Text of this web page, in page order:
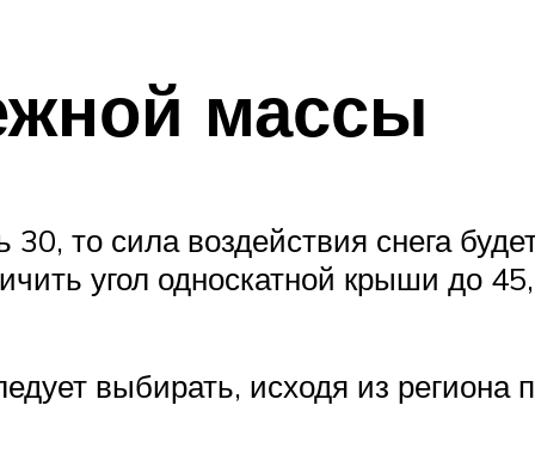
массы
то сила воздействия снега
угол односкатной крыши до 45,
выбирать, исходя из региона